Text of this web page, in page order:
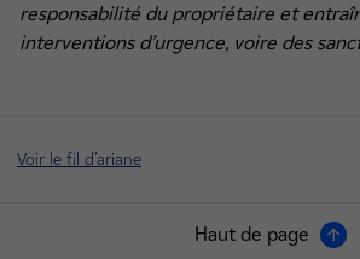
responsabilité du propriétaire et
interventions d’urgence, voire des
Voir le fil d'ariane
Haut de page